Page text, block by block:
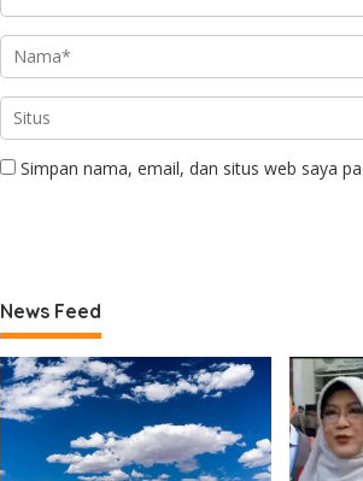
Simpan nama, email, dan situs web saya
News Feed